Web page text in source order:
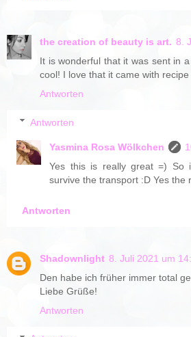
the creation of beauty is art. 8.
It is wonderful that it was sent in
cool! I love that it came with
Antworten
Antworten
Yasmina Rosa Wölkchen
Yes this is really great =) So
survive the transport :D Yes the
Antworten
Shadownlight 8. Juli 2021 um
Den habe ich früher immer total
Liebe Grüße!
Antworten